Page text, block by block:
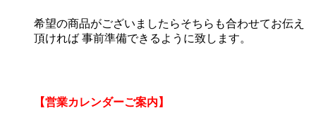
希望の商品がございましたらそちらも合わせてお伝え
頂ければ 事前準備できるように致します。
【営業カレンダーご案内】